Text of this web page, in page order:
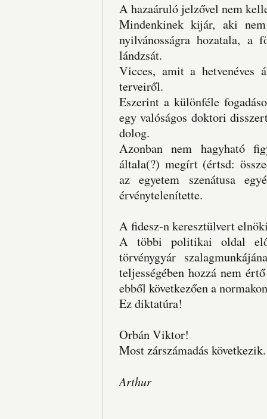
A hazaáruló jelzővel nem
Mindenkinek kijár, aki
nyilvánosságra hozatala, a
lándzsát.
Vicces, amit a hetvenéves
terveiről.
Eszerint a különféle
egy valóságos doktori
dolog.
Azonban nem hagyható
általa(?) megírt (értsd:
az egyetem szenátusa
érvénytelenítette.
A fidesz-n keresztülvert
A többi politikai oldal
törvénygyár
teljességében hozzá nem
ebből következően a
Ez diktatúra!
Orbán Viktor!
Most zárszámadás következik.
Arthur